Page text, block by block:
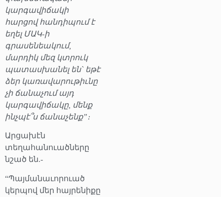
կարգավիճակի
հարցով հանդիպում է
եղել ՄԱԿ-ի
գրասենեակում,
մարդիկ մեզ կտրուկ
պատասխանել են` եթէ
ձեր կառավարութիւնը
չի ճանաչում այդ
կարգավիճակը, մենք
ինչպէ՞ս ճանաչենք”։
Արցախէն
տեղահանուածները
նշած են.-
“Պայմանաւորուած
կերպով մեր հայրենիքը